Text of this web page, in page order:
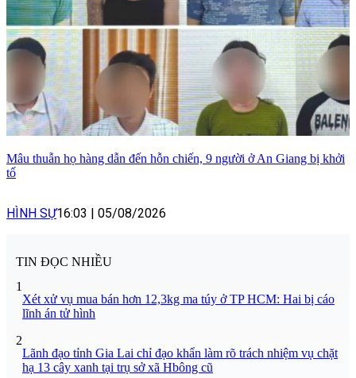
Mâu thuẫn họ hàng dẫn đến hỗn chiến, 9 người ở An Giang bị khởi
tố
HÌNH SỰ16:03 05/08/2026
TIN ĐỌC NHIỀU
1
Xét xử vụ mua bán hơn 12,3kg ma túy ở TP HCM: Hai bị cáo
lĩnh án tử hình
2
Lãnh đạo tỉnh Gia Lai chỉ đạo khẩn làm rõ trách nhiệm vụ chặt
hạ 13 cây xanh tại trụ sở xã Hbông cũ